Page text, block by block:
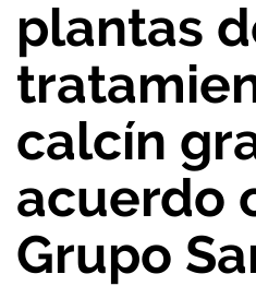
plantas
calcín
acuerdo
Grupo